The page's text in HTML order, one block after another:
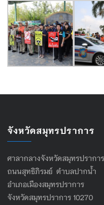
จังหวัดสมุทรปราการ
ศาลากลางจังหวัดสมุทรปราการ
ถนนสุทธิภิรมย์ ตำบลปากน้ำ
อำเภอเมืองสมุทรปราการ
จังหวัดสมุทรปราการ 10270